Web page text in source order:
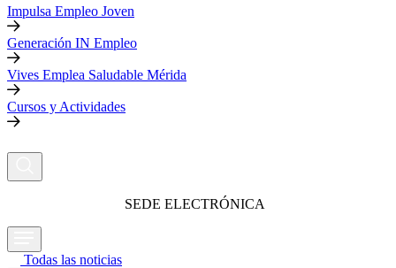
Impulsa Empleo Joven
Generación IN Empleo
Vives Emplea Saludable Mérida
Cursos y Actividades
SEDE ELECTRÓNICA
Todas las noticias